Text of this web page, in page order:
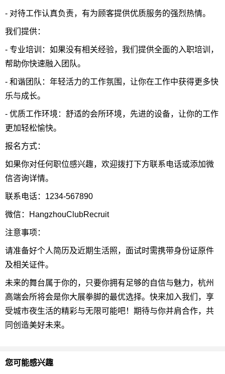
- 对待工作认真负责，有为顾客提供优质服务的强烈热情。
我们提供：
- 专业培训：如果没有相关经验，我们提供全面的入职培训，
帮助你快速融入团队。
- 和谐团队：年轻活力的工作氛围，让你在工作中获得更多快
乐与成长。
- 优质工作环境：舒适的会所环境，先进的设备，让你的工作
更加轻松愉快。
报名方式：
如果你对任何职位感兴趣，欢迎拨打下方联系电话或添加微
信咨询详情。
联系电话：1234-567890
微信：HangzhouClubRecruit
注意事项：
请准备好个人简历及近期生活照，面试时需携带身份证原件
及相关证件。
未来的舞台属于你的，只要你拥有足够的自信与魅力，杭州
高端会所将会是你大展拳脚的最优选择。快来加入我们，享
受城市夜生活的精彩与无限可能吧！期待与你并肩合作，共
同创造美好未来。
您可能感兴趣